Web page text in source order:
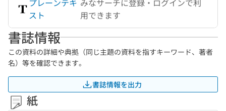
プレーンテキ
スト
みなサーチに登録・ログインで利
用できます
書誌情報
この資料の詳細や典拠（同じ主題の資料を指すキーワード、著者
名）等を確認できます。
書誌情報を出力
紙